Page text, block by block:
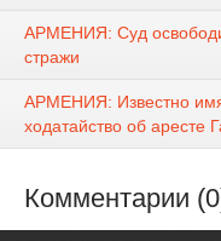
АРМЕНИЯ: Суд
стражи
АРМЕНИЯ: Известно
ходатайство об аресте
Комментарии